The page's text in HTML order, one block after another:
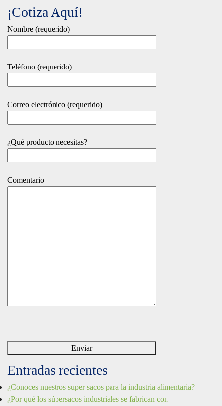
¡Cotiza Aquí!
Nombre (requerido)
Teléfono (requerido)
Correo electrónico (requerido)
¿Qué producto necesitas?
Comentario
Entradas recientes
¿Conoces nuestros super sacos para la industria alimentaria?
¿Por qué los súpersacos industriales se fabrican con